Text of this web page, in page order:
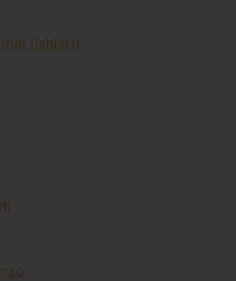
(ishlar))